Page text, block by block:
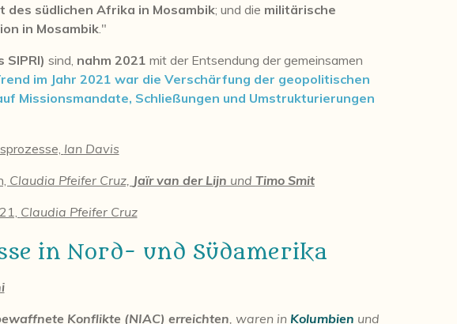
des südlichen Afrika in Mosambik; und die militärische
in Mosambik."
sind, nahm 2021 mit der Entsendung der gemeinsamen
im Jahr 2021 war die Verschärfung der geopolitischen
Missionsmandate, Schließungen und Umstrukturierungen
Ian Davis
Claudia Pfeifer Cruz, Jaïr van der Lijn und Timo Smit
Claudia Pfeifer Cruz
in Nord- und Südamerika
Konflikte (NIAC) erreichten , waren in Kolumbien und